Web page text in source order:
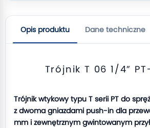
Opis produktu Dane techniczne
Trójnik T 06 1/4”
Trójnik wtykowy typu T serii PT do
z dwoma gniazdami push-in dla
mm i zewnętrznym gwintowanym